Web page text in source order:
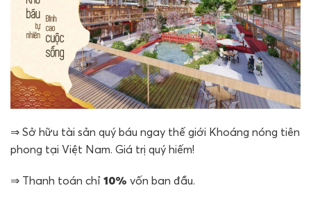
⇒ Sở hữu tài sản quý báu ngay thế giới Khoáng nóng tiên
phong tại Việt Nam. Giá trị quý hiếm!
⇒ Thanh toán chỉ 10% vốn ban đầu.